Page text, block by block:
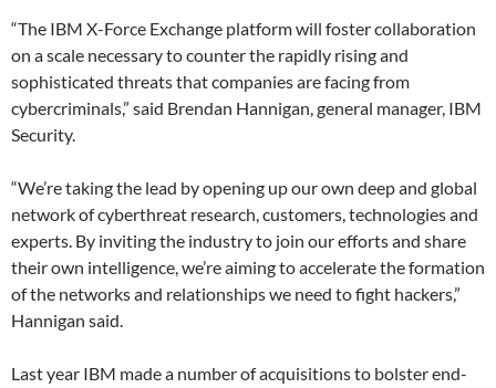
“The IBM X-Force Exchange platform will foster collaboration
on a scale necessary to counter the rapidly rising and
sophisticated threats that companies are facing from
cybercriminals,” said Brendan Hannigan, general manager, IBM
Security.
“We’re taking the lead by opening up our own deep and global
network of cyberthreat research, customers, technologies and
experts. By inviting the industry to join our efforts and share
their own intelligence, we’re aiming to accelerate the formation
of the networks and relationships we need to fight hackers,”
Hannigan said.
Last year IBM made a number of acquisitions to bolster end-